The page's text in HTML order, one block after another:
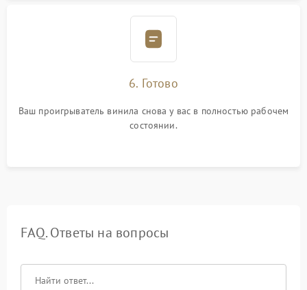
6. Готово
Ваш проигрыватель винила снова у вас в полностью рабочем
состоянии.
FAQ. Ответы на вопросы